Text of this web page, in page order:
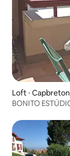
Loft ⋅ Capbreton
BONITO